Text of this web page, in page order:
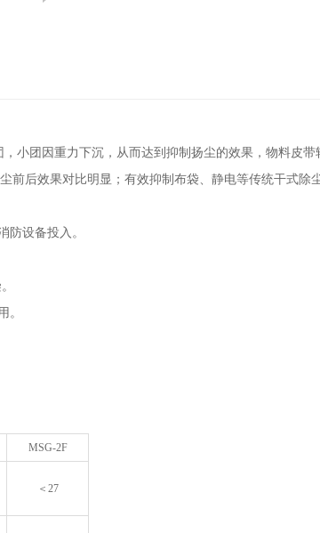
小团 因重力下沉，从而达到抑制扬尘的效果，物料皮带
前后效果对比明显；有效抑制布袋、静电等传统干式除
防设备投入。
。
MSG-2F
＜ 27